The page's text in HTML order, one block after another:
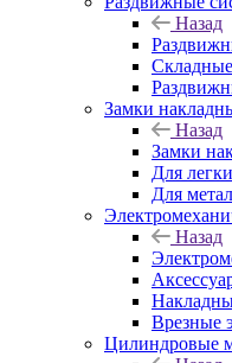
Назад
Замки
Назад
Замки
Для
Для
Назад
Врезные
Цилиндровые